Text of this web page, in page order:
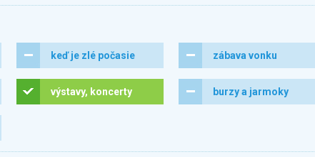
keď je zlé počasie zábava vonku
výstavy, koncerty burzy a jarmoky